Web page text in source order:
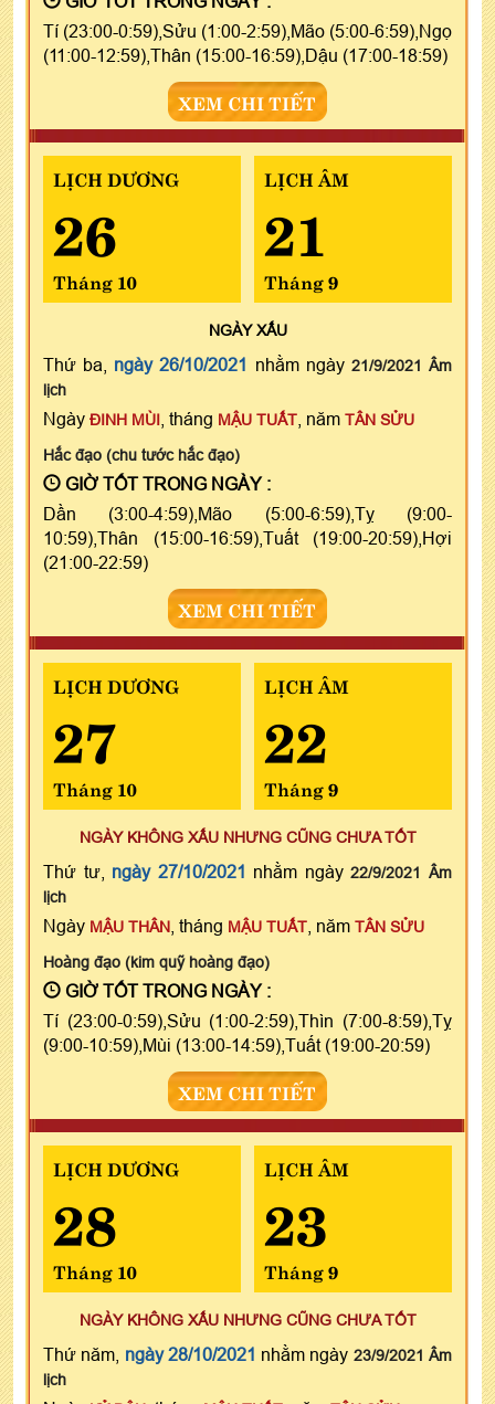
Tí (23:00-0:59),Sửu (1:00-2:59),Mão (5:00-6:59),Ngọ
(11:00-12:59),Thân (15:00-16:59),Dậu (17:00-18:59)
XEM CHI TIẾT
LỊCH DƯƠNG
26
Tháng 10
LỊCH ÂM
21
Tháng 9
NGÀYXẤU
Thứ ba, ngày 26/10/2021 nhằm ngày 21/9/2021 Âm
lịch
Ngày ĐINH MÙI , tháng MẬU TUẤT , năm TÂN SỬU
Hắc đạo (chu tước hắc đạo)
GIỜ TỐT TRONG NGÀY :
Dần (3:00-4:59),Mão (5:00-6:59),Tỵ (9:00-
10:59),Thân (15:00-16:59),Tuất (19:00-20:59),Hợi
(21:00-22:59)
XEM CHI TIẾT
LỊCH DƯƠNG
27
Tháng 10
LỊCH ÂM
22
Tháng 9
NGÀY KHÔNG XẤU NHƯNG CŨNG CHƯA TỐT
Thứ tư, ngày 27/10/2021 nhằm ngày22/9/2021 Âm
lịch
Ngày MẬU THÂN , tháng MẬU TUẤT , năm TÂN SỬU
Hoàng đạo (kim quỹ hoàng đạo)
GIỜ TỐT TRONG NGÀY :
Tí (23:00-0:59),Sửu (1:00-2:59),Thìn (7:00-8:59),Tỵ
(9:00-10:59),Mùi (13:00-14:59),Tuất (19:00-20:59)
XEM CHI TIẾT
LỊCH DƯƠNG
28
Tháng 10
LỊCH ÂM
23
Tháng 9
NGÀY KHÔNG XẤU NHƯNG CŨNG CHƯA TỐT
Thứ năm, ngày 28/10/2021 nhằm ngày 23/9/2021 Âm
lịch